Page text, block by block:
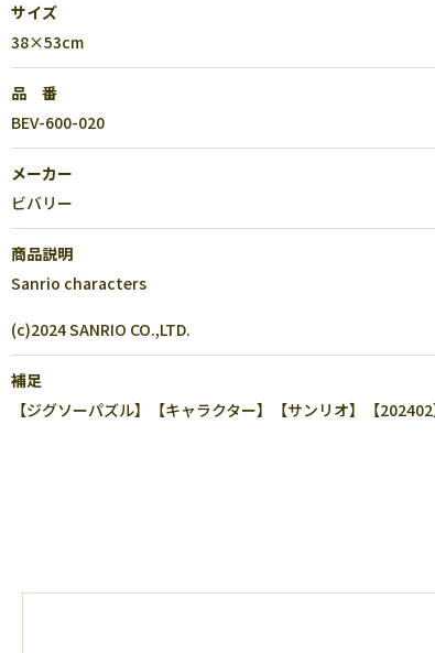
サイズ
38×53cm
品 番
BEV-600-020
メーカー
ビバリー
商品説明
Sanrio characters
(c)2024 SANRIO CO.,LTD.
補足
【ジグソーパズル】【キャラクター】【サンリオ】【